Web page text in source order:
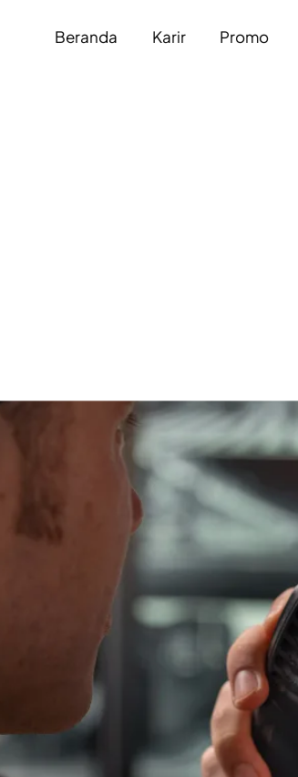
Beranda Karir Promo